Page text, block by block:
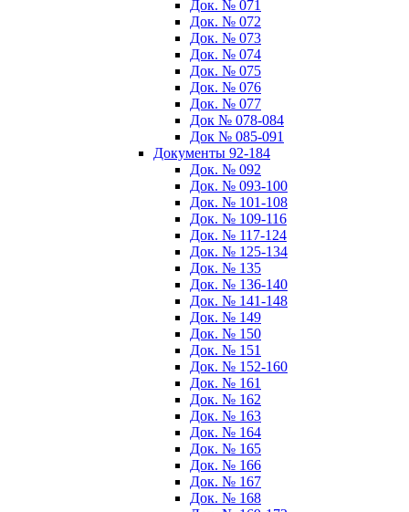
Док. № 071
Док. № 072
Док. № 073
Док. № 074
Док. № 075
Док. № 076
Док. № 077
Док № 078-084
Док № 085-091
Документы 92-184
Док. № 092
Док. № 093-100
Док. № 101-108
Док. № 109-116
Док. № 117-124
Док. № 125-134
Док. № 135
Док. № 136-140
Док. № 141-148
Док. № 149
Док. № 150
Док. № 151
Док. № 152-160
Док. № 161
Док. № 162
Док. № 163
Док. № 164
Док. № 165
Док. № 166
Док. № 167
Док. № 168